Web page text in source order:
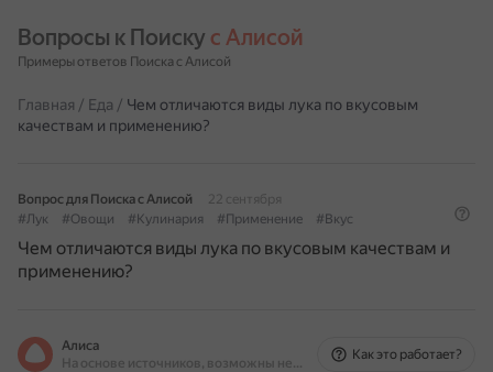
Вопросы к Поиску с Алисой
Примеры ответов Поиска с Алисой
Главная / Еда / Чем отличаются виды лука по вкусовым
качествам и применению?
Вопрос для Поиска с Алисой
22 сентября
#Лук
#Овощи #Кулинария #Применение #Вкус
Чем отличаются виды лука по вкусовым качествам и
применению?
Алиса
На основе источников, возможны неточности
Как это работает?